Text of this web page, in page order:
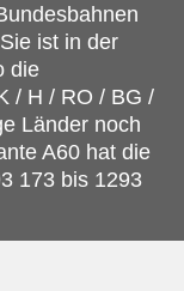
ist in der
die
/ H / RO / BG /
Länder noch
A60 hat die
173 bis 1293